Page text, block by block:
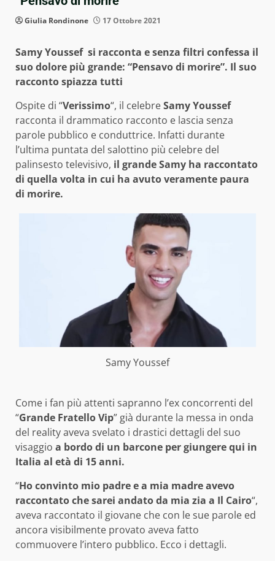
Giulia Rondinone 17 Ottobre 2021
Samy Youssef si racconta e senza filtri confessa il
suo dolore più grande: “Pensavo di morire”. Il suo
racconto spiazza tutti
Ospite di “Verissimo“, il celebreSamy Youssef
racconta il drammatico racconto e lascia senza
parole pubblico e conduttrice. Infatti durante
l’ultima puntata del salottino più celebre del
palinsesto televisivo, il grande Samy ha raccontato
di quella volta in cui ha avuto veramente paura
di morire.
Samy Youssef
Come i fan più attenti sapranno l’ex concorrenti del
“Grande Fratello Vip” già durante la messa in onda
del reality aveva svelato i drastici dettagli del suo
visaggio a bordo di un barcone per giungere qui in
Italia al età di 15 anni.
“Ho convinto mio padre e a mia madre avevo
raccontato che sarei andato da mia zia a Il Cairo“,
aveva raccontato il giovane che con le sue parole ed
ancora visibilmente provato aveva fatto
commuovere l’intero pubblico. Ecco i dettagli.